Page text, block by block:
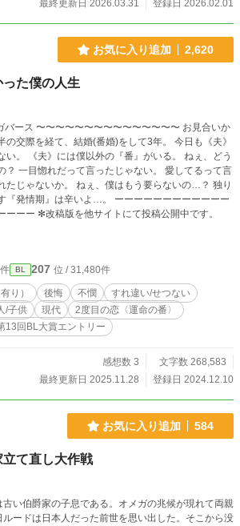
最終更新日 2026.03.31
登録日 2026.02.01
お気に入り追加 2,620
った僕の人生
〜〜〜〜〜〜〜 お見合いか
交際を経て、結婚(番婚)をして3年。 今日も《夫》
』がいる。 ねぇ、どう
愛してるって言
か。 ねぇ、僕はもう要らないの…？ 独り
期』は辛いよ…。 ーーーーーーーーーーーー
ーーーーーーー ✻改稿版を他サイトにて投稿公開中です。
BL 207 位 / 31,480件
り） 後悔 不憫
すれ違い/せつない
/子供 現代
2度目の恋〈運命の番〉
13回BL大賞エントリー
感想数 3
文字数 268,583
最終更新日 2025.11.28
登録日 2024.12.10
お気に入り追加 584
て直し大作戦
い伯爵家の子息である。オメガの兆候が現れて両親
ードは日本人だった前世を思い出した。そこから没